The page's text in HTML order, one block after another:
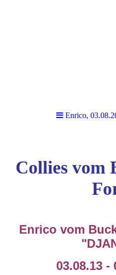
Enrico,
Collies vom
Enrico vom
03.08.13 -